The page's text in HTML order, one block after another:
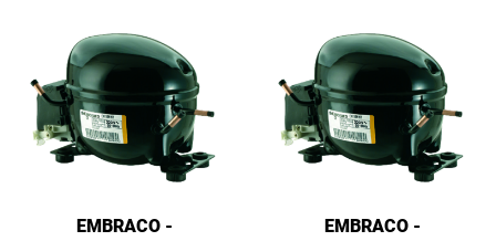
EMBRACO -
EMBRACO -